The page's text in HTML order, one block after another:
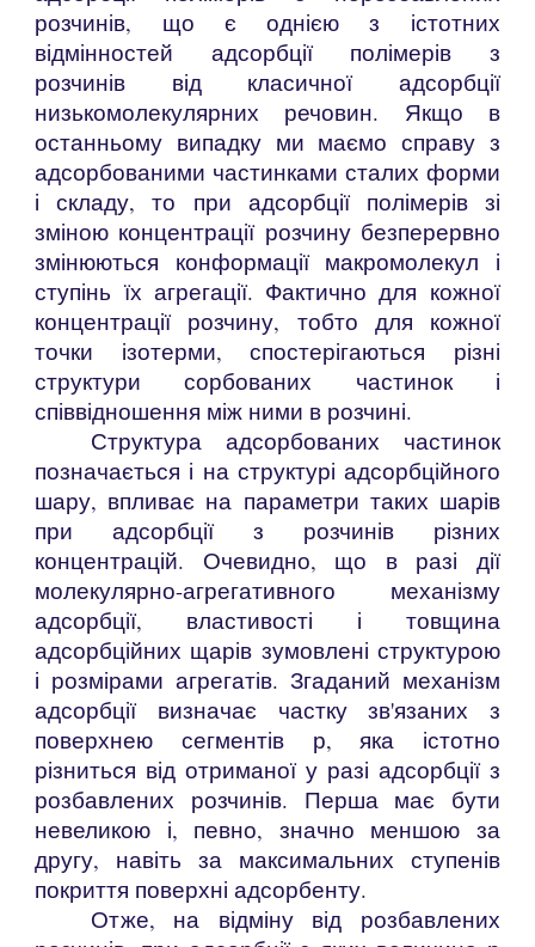
розчинів, що є однією з істотних
відмінностей адсорбції полімерів з
розчинів від класичної адсорбції
низькомолекулярних речовин. Якщо в
останньому випадку ми маємо справу з
адсорбованими частинками сталих форми
і складу, то при адсорбції полімерів зі
зміною концентрації розчину безперервно
змінюються конформації макромолекул і
ступінь їх агрегації. Фактично для кожної
концентрації розчину, тобто для кожної
точки ізотерми, спостерігаються різні
структури сорбованих частинок і
співвідношення між ними в розчині.
Структура адсорбованих частинок
позначається і на структурі адсорбційного
шару, впливає на параметри таких шарів
при адсорбції з розчинів різних
концентрацій. Очевидно, що в разі дії
молекулярно-агрегативного механізму
адсорбції, властивості і товщина
адсорбційних щарів зумовлені структурою
і розмірами агрегатів. Згаданий механізм
адсорбції визначає частку зв'язаних з
поверхнею сегментів р, яка істотно
різниться від отриманої у разі адсорбції з
розбавлених розчинів. Перша має бути
невеликою і, певно, значно меншою за
другу, навіть за максимальних ступенів
покриття поверхні адсорбенту.
Отже, на відміну від розбавлених